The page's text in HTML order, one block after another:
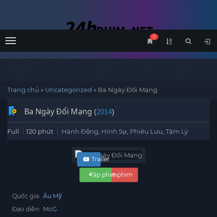
Menu
0
Trang chủ » Uncategorized » Ba Ngày Đổi Mạng
Ba Ngày Đổi Mạng (2014)
Full 120 phút Hành Động Hình Sự Phiêu Lưu Tâm Lý
Xem phim
Trailer
Tập phim
Quốc gia: Âu Mỹ
Đạo diễn: McG